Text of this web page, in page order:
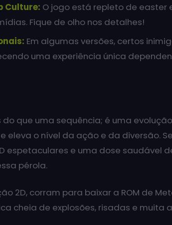
Culture: O jogo está repleto de easter
Fique de olho nos detalhes!
Em algumas versões, certos
uma experiência única
do que uma sequência; é uma
eleva o nível da ação e da diversão.
espetaculares e uma dose saudável
pérola.
2D, corram para baixar a ROM de
cheia de explosões, risadas e muita